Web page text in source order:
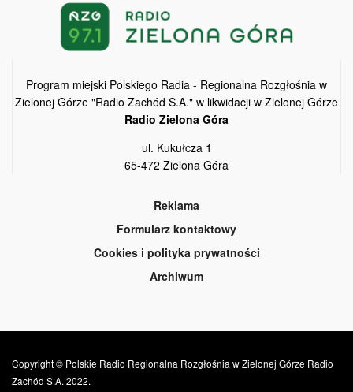
Program miejski Polskiego Radia - Regionalna Rozgłośnia w
Zielonej Górze "Radio Zachód S.A." w likwidacji w Zielonej Górze
Radio Zielona Góra
ul. Kukułcza 1
65-472 Zielona Góra
Reklama
Formularz kontaktowy
Cookies i polityka prywatności
Archiwum
Copyright © Polskie Radio Regionalna Rozgłośnia w Zielonej Górze Radio
Zachód S.A. 2022.